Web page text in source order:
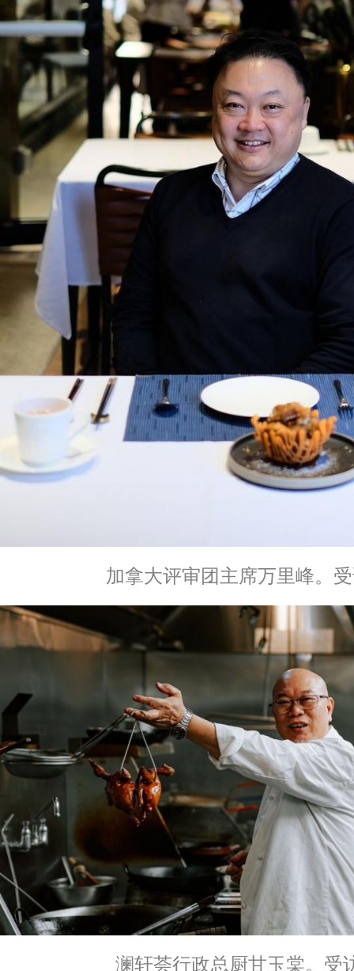
加拿大评审团主席万里峰。
澜轩荟行政总厨甘玉棠。受